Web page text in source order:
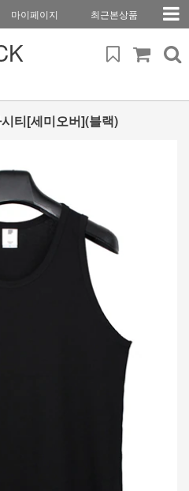
마이페이지 최근본상품
티[세미오버](블랙)